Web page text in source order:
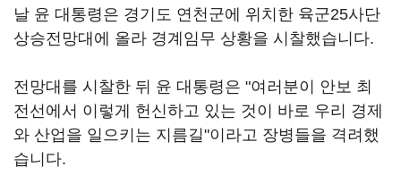
날 윤 대통령은 경기도 연천군에 위치한 육군25사단
상승전망대에 올라 경계임무 상황을 시찰했습니다.
전망대를 시찰한 뒤 윤 대통령은 "여러분이 안보 최
전선에서 이렇게 헌신하고 있는 것이 바로 우리 경제
와 산업을 일으키는 지름길"이라고 장병들을 격려했
습니다.